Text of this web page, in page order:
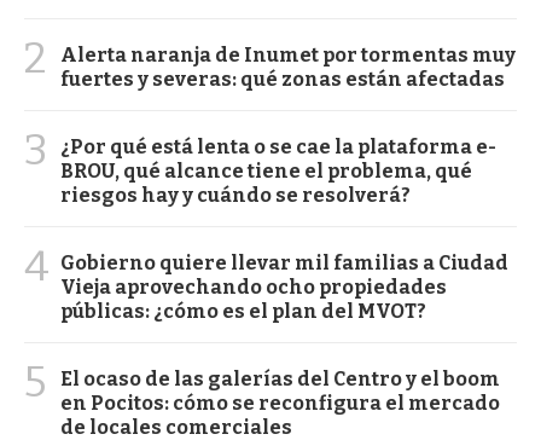
2
Alerta naranja de Inumet por tormentas muy
fuertes y severas: qué zonas están afectadas
3
¿Por qué está lenta o se cae la plataforma e-
BROU, qué alcance tiene el problema, qué
riesgos hay y cuándo se resolverá?
4 Gobierno quiere llevar mil familias a Ciudad
Vieja aprovechando ocho propiedades
públicas: ¿cómo es el plan del MVOT?
5
El ocaso de las galerías del Centro y el boom
en Pocitos: cómo se reconfigura el mercado
de locales comerciales